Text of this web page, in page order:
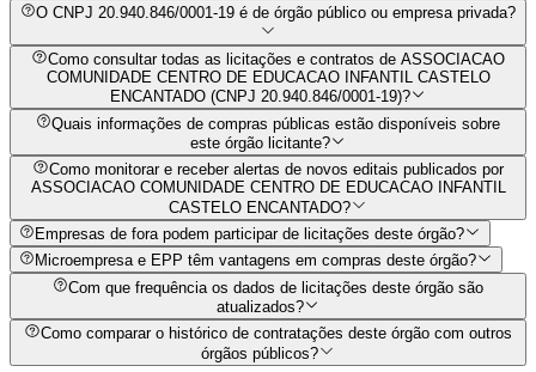
O CNPJ 20.940.846/0001-19 é de órgão público ou empresa privada?
Como consultar todas as licitações e contratos de ASSOCIACAO
COMUNIDADE CENTRO DE EDUCACAO INFANTIL CASTELO
ENCANTADO (CNPJ 20.940.846/0001-19)?
Quais informações de compras públicas estão disponíveis sobre
este órgão licitante?
Como monitorar e receber alertas de novos editais publicados por
ASSOCIACAO COMUNIDADE CENTRO DE EDUCACAO INFANTIL
CASTELO ENCANTADO?
Empresas de fora podem participar de licitações deste órgão?
Microempresa e EPP têm vantagens em compras deste órgão?
Com que frequência os dados de licitações deste órgão são
atualizados?
Como comparar o histórico de contratações deste órgão com outros
órgãos públicos?